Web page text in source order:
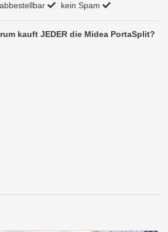
kein Spam
kauft JEDER die Midea PortaSplit?